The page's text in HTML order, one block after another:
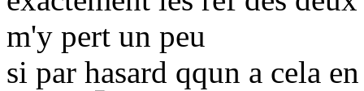
m'y pert un peu
si par hasard qqun a cela